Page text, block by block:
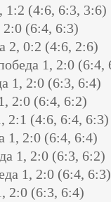
(4:6, 6:3, 3:6)
(6:4, 6:3)
2, 0:2 (4:6, 2:6)
1, 2:0 (6:4,
1, 2:0 (6:3, 6:4)
2:0 (6:4, 6:2)
(4:6, 6:4, 6:3)
2:0 (6:4, 6:4)
1, 2:0 (6:3, 6:2)
1, 2:0 (6:4, 6:3)
2:0 (6:3, 6:4)